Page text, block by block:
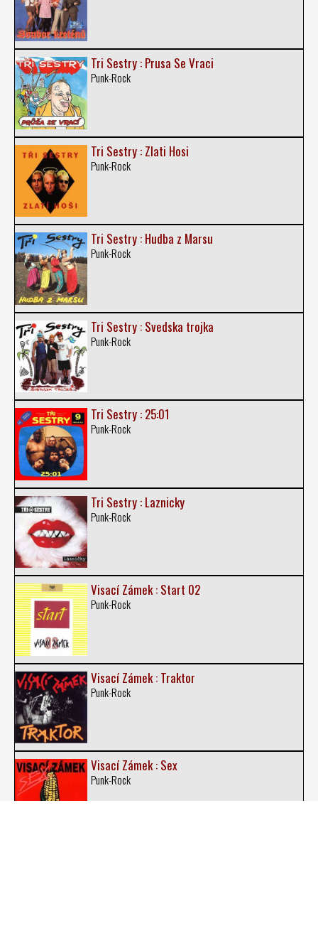
Tri Sestry : Prusa Se Vraci
Punk-Rock
Tri Sestry : Zlati Hosi
Punk-Rock
Tri Sestry : Hudba z Marsu
Punk-Rock
Tri Sestry : Svedska trojka
Punk-Rock
Tri Sestry : 25:01
Punk-Rock
Tri Sestry : Laznicky
Punk-Rock
Visací Zámek : Start 02
Punk-Rock
Visací Zámek : Traktor
Punk-Rock
Visací Zámek : Sex
Punk-Rock